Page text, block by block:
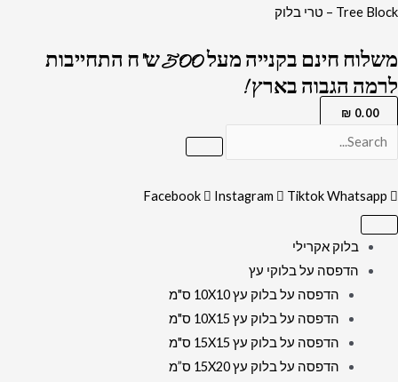
דילוג
Tree Block – טרי בלוק
משלוח חינם בקנייה מעל 500 ש"ח התחייבות
לרמה הגבוה בארץ !
0.00
₪
Facebook Instagram TiktokWhatsapp
בלוק אקרילי
הדפסה על בלוקי עץ
הדפסה על בלוק עץ 10X10 ס"מ
הדפסה על בלוק עץ 10X15 ס"מ
הדפסה על בלוק עץ 15X15 ס"מ
הדפסה על בלוק עץ 15X20 ס”מ
כמות
2645
-
תמונה
כל
בגווני
לבן